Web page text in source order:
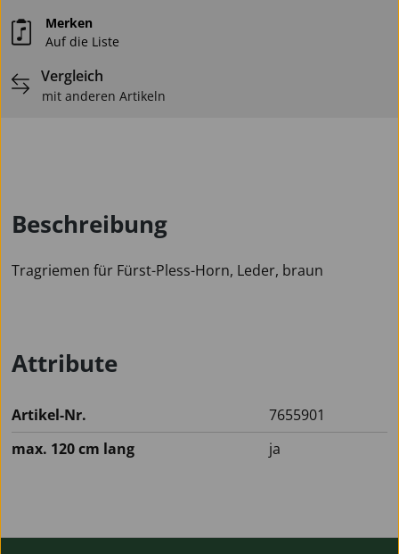
Merken
Auf die Liste
Vergleich
mit anderen Artikeln
Beschreibung
Tragriemen für Fürst-Pless-Horn, Leder, braun
Attribute
Artikel-Nr.
7655901
max. 120 cm lang
ja